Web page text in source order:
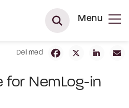
Menu
Del med
for NemLog-in